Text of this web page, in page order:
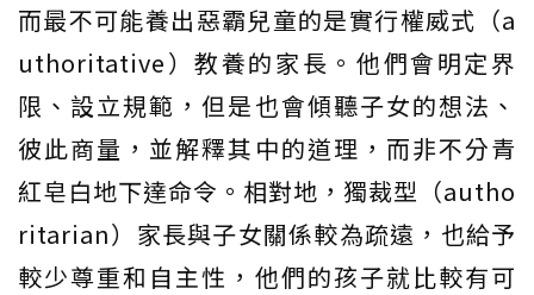
而最不可能養出惡霸兒童的是實行權威式（a
uthoritative）教養的家長。他們會明定界
限、設立規範，但是也會傾聽子女的想法、
彼此商量，並解釋其中的道理，而非不分青
紅皂白地下達命令。相對地，獨裁型（autho
ritarian）家長與子女關係較為疏遠，也給予
較少尊重和自主性，他們的孩子就比較有可